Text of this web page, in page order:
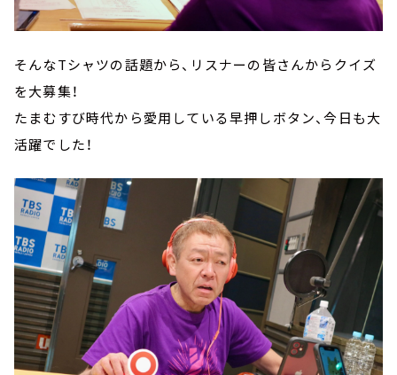
そんなTシャツの話題から、リスナーの皆さんからクイズ
を大募集！
たまむすび時代から愛用している早押しボタン、今日も大
活躍でした！